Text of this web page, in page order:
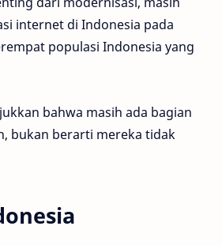
internet di Indonesia pada
populasi Indonesia yang
bahwa masih ada bagian
bukan berarti mereka tidak